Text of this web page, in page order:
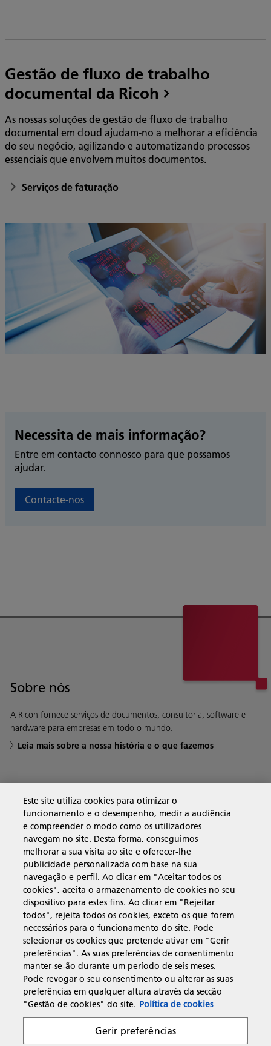
Gestão de fluxo de trabalho
documental da Ricoh
As nossas soluções de gestão de fluxo de trabalho
documental em cloud ajudam-no a melhorar a eficiência
do seu negócio, agilizando e automatizando processos
essenciais que envolvem muitos documentos.
Serviços de faturação
Necessita de mais informação?
Entre em contacto connosco para que possamos
ajudar.
Contacte-nos
Sobre nós
A Ricoh fornece serviços de documentos, consultoria, software e
hardware para empresas em todo o mundo.
Leia mais sobre a nossa história e o que fazemos
Soluções empresariais
Produtos e serviços
Assistência e contacto
Recursos
Siga-nos
Este site utiliza cookies para otimizar o
funcionamento e o desempenho, medir a audiência
e compreender o modo como os utilizadores
navegam no site. Desta forma, conseguimos
melhorar a sua visita ao site e oferecer-lhe
publicidade personalizada com base na sua
navegação e perfil. Ao clicar em "Aceitar todos os
cookies", aceita o armazenamento de cookies no seu
dispositivo para estes fins. Ao clicar em "Rejeitar
todos", rejeita todos os cookies, exceto os que forem
necessários para o funcionamento do site. Pode
selecionar os cookies que pretende ativar em "Gerir
preferências". As suas preferências de consentimento
manter-se-ão durante um período de seis meses.
Pode revogar o seu consentimento ou alterar as suas
preferências em qualquer altura através da secção
"Gestão de cookies" do site. Política de cookies
Gerir preferências